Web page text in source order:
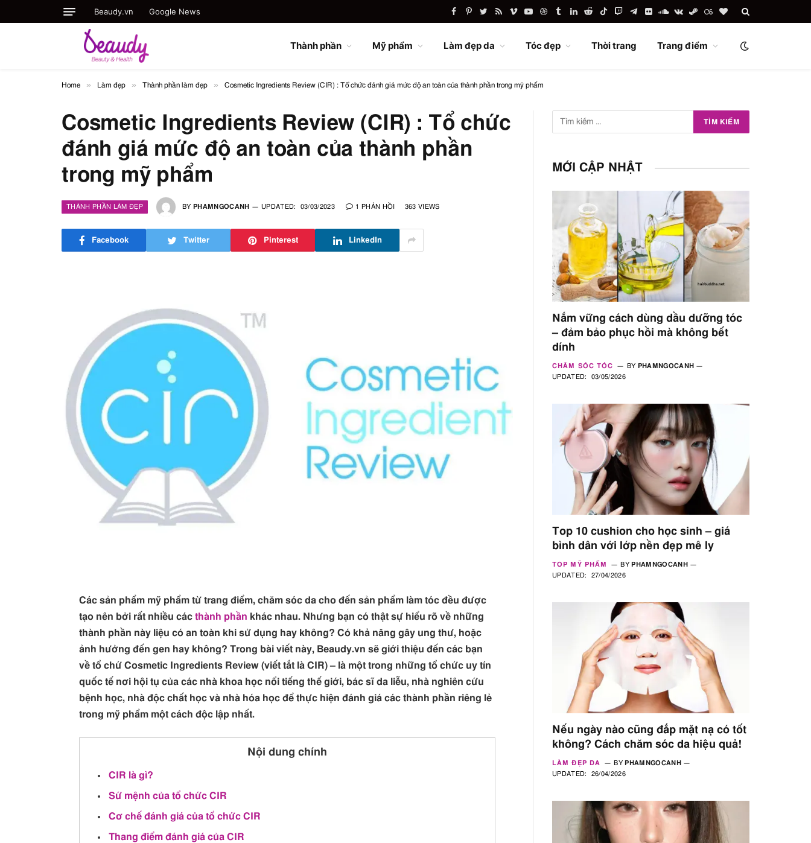
Beaudy.vn Google News
FacebookPinterest
TwitterRSSVimeoYouTube
Dribbble
TumblrLinkedIn
RedditTikTokTwitchTelegram
FlickrSoundCloud
VKontakte
SteamLast.fmBlogLovin
Thành phần Mỹ phẩm Làm đẹp da Tóc đẹp Thời trang Trang điểm
Home » Làm đẹp » Thành phần làm đẹp » Cosmetic Ingredients Review (CIR) : Tổ chức đánh giá mức độ an toàn của thành phần trong mỹ phẩm
Cosmetic Ingredients Review (CIR) : Tổ chức
đánh giá mức độ an toàn của thành phần
trong mỹ phẩm
THÀNH PHẦN LÀM ĐẸP BY PHAMNGOCANH UPDATED: 03/03/2023 1 PHẢN HỒI 363 VIEWS
Facebook Twitter Pinterest LinkedIn
Các sản phẩm mỹ phẩm từ trang điểm, chăm sóc da cho đến sản phẩm làm tóc đều được
tạo nên bởi rất nhiều cácthành phần khác nhau. Nhưng bạn có thật sự hiểu rõ về những
thành phần này liệu có an toàn khi sử dụng hay không? Có khả năng gây ung thư, hoặc
ảnh hưởng đến gen hay không? Trong bài viết này, Beaudy.vn sẽ giới thiệu đến các bạn
về tổ chứ Cosmetic Ingredients Review (viết tắt là CIR) – là một trong những tổ chức uy tín
quốc tế nơi hội tụ của các nhà khoa học nổi tiếng thế giới, bác sĩ da liễu, nhà nghiên cứu
bệnh học, nhà độc chất học và nhà hóa học để thực hiện đánh giá các thành phần riêng lẻ
trong mỹ phẩm một cách độc lập nhất.
Nội dung chính
CIR là gì?
Sứ mệnh của tổ chức CIR
Cơ chế đánh giá của tổ chức CIR
Thang điểm đánh giá của CIR
MỚI CẬP NHẬT
Nắm vững cách dùng dầu dưỡng tóc
– đảm bảo phục hồi mà không bết
dính
CHĂM SÓC TÓC BY PHAMNGOCANH
UPDATED:
03/05/2026
Top 10 cushion cho học sinh – giá
bình dân với lớp nền đẹp mê ly
TOP MỸ PHẨM BY PHAMNGOCANH
UPDATED:
27/04/2026
Nếu ngày nào cũng đắp mặt nạ có tốt
không? Cách chăm sóc da hiệu quả!
LÀM ĐẸP DA BY PHAMNGOCANH
UPDATED:
26/04/2026